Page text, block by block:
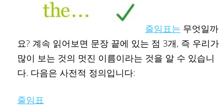
줄임표는 무엇일까
요? 계속 읽어보면 문장 끝에 있는 점 3개, 즉 우리가
많이 보는 것의 멋진 이름이라는 것을 알 수 있습니
다. 다음은 사전적 정의입니다:
줄임표